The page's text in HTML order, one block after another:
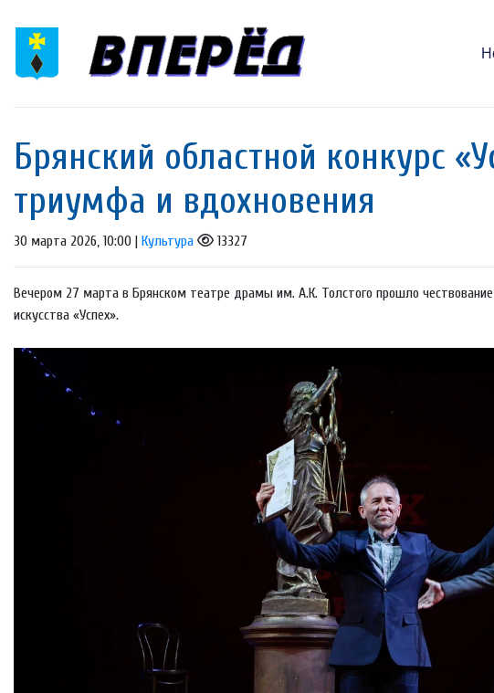
Брянский областной конкурс
триумфа и вдохновения
30 марта 2026, 10:00 | Культура 13327
Вечером 27 марта в Брянском театре драмы им. А.К. Толстого прошло чествование
искусства «Успех».